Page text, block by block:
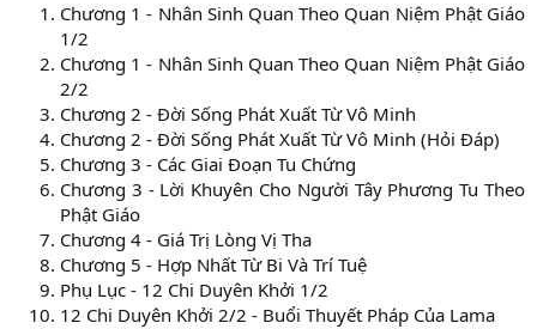
Chương 1 - Nhân Sinh Quan Theo Quan Niệm Phật Giáo
1/2
Chương 1 - Nhân Sinh Quan Theo Quan Niệm Phật Giáo
2/2
Chương 2 - Đời Sống Phát Xuất Từ Vô Minh
Chương 2 - Đời Sống Phát Xuất Từ Vô Minh (Hỏi Đáp)
Chương 3 - Các Giai Đoạn Tu Chứng
Chương 3 - Lời Khuyên Cho Người Tây Phương Tu Theo
Phật Giáo
Chương 4 - Giá Trị Lòng Vị Tha
Chương 5 - Hợp Nhất Từ Bi Và Trí Tuệ
Phụ Lục - 12 Chi Duyên Khởi 1/2
12 Chi Duyên Khởi 2/2 - Buổi Thuyết Pháp Của Lama